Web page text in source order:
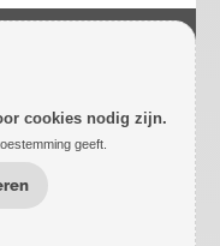
cookies nodig zijn.
geeft.